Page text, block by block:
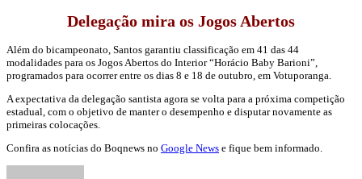
Delegação mira os Jogos Abertos
Além do bicampeonato, Santos garantiu classificação em 41 das 44
modalidades para os Jogos Abertos do Interior “Horácio Baby Barioni”,
programados para ocorrer entre os dias 8 e 18 de outubro, em Votuporanga.
A expectativa da delegação santista agora se volta para a próxima competição
estadual, com o objetivo de manter o desempenho e disputar novamente as
primeiras colocações.
Confira as notícias do Boqnews no Google News e fique bem informado.